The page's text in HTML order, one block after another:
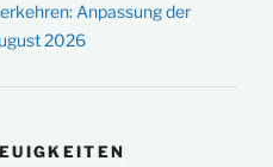
Anpassung der
2026